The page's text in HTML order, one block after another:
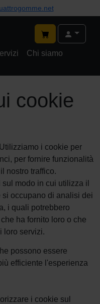
Chi siamo
cookie
i cookie per
per fornire funzionalità
nostro traffico.
modo in cui utilizza il
si occupano di analisi dei
i quali potrebbero
ha fornito loro o che
loro servizi.
possono essere
efficiente l'esperienza
i cookie sul